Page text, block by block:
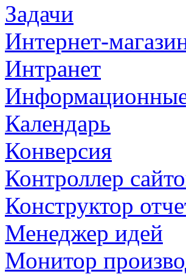
Задачи
Интернет-
Интранет
Календарь
Конверсия
Контроллер
Конструктор
Менеджер идей
Монитор